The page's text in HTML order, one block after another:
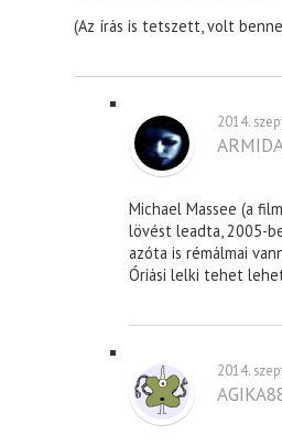
(Az írás is tetszett, volt
2014.
Michael Massee (a
lövést leadta, 2005-
azóta is rémálmai
Óriási lelki tehet
2014.